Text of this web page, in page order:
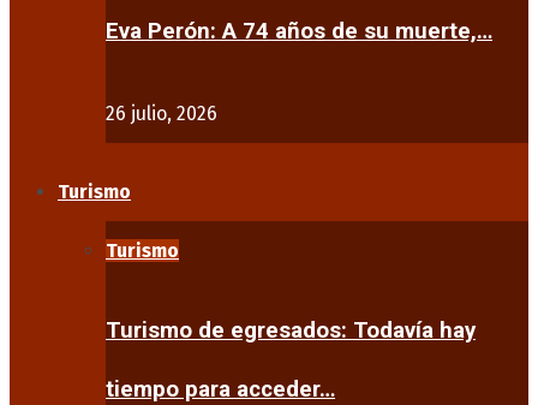
Eva Perón: A 74 años de su muerte,…
26 julio, 2026
Turismo
Turismo
Turismo de egresados: Todavía hay
tiempo para acceder…